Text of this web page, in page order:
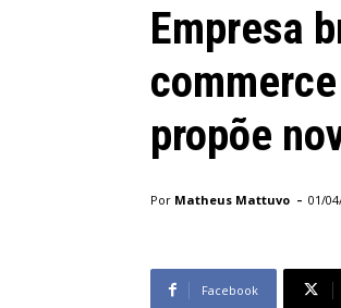
Empresa
propõe
Por Matheus Mattuvo - 01/
Facebook